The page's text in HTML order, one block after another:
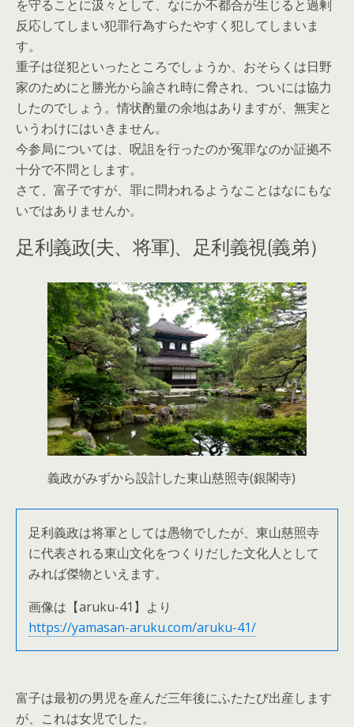
を守ることに汲々として、なにか不都合が生じると過剰
反応してしまい犯罪行為すらたやすく犯してしまいま
す。
重子は従犯といったところでしょうか、おそらくは日野
家のためにと勝光から諭され時に脅され、ついには協力
したのでしょう。情状酌量の余地はありますが、無実と
いうわけにはいきません。
今参局については、呪詛を行ったのか冤罪なのか証拠不
十分で不問とします。
さて、富子ですが、罪に問われるようなことはなにもな
いではありませんか。
足利義政(夫、将軍)、足利義視(義弟）
義政がみずから設計した東山慈照寺(銀閣寺)
足利義政は将軍としては愚物でしたが、東山慈照寺
に代表される東山文化をつくりだした文化人として
みれば傑物といえます。
画像は【aruku-41】より
https://yamasan-aruku.com/aruku-41/
富子は最初の男児を産んだ三年後にふたたび出産します
が、これは女児でした。